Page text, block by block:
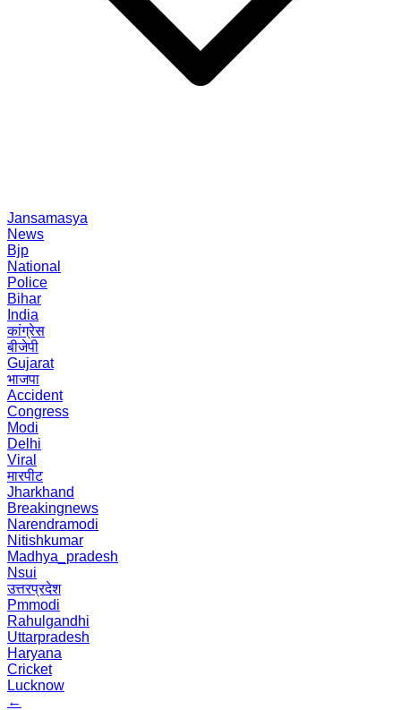
Jansamasya
News
Bjp
National
Police
Bihar
India
कांग्रेस
बीजेपी
Gujarat
भाजपा
Accident
Congress
Modi
Delhi
Viral
मारपीट
Jharkhand
Breakingnews
Narendramodi
Nitishkumar
Madhya_pradesh
Nsui
उत्तरप्रदेश
Pmmodi
Rahulgandhi
Uttarpradesh
Haryana
Cricket
Lucknow
←